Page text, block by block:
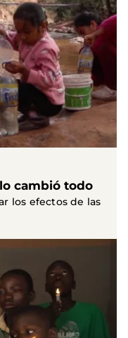
cambió todo
los efectos de las